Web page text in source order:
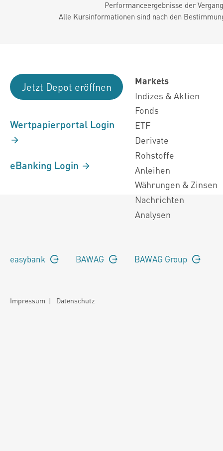
Performanceergebnisse der
Alle Kursinformationen sind nach den
Jetzt Depot eröffnen
Wertpapierportal Login
eBanking Login
Markets
Indizes & Aktien
Fonds
ETF
Derivate
Rohstoffe
Anleihen
Währungen & Zinsen
Nachrichten
Analysen
easybank BAWAG BAWAG Group
Impressum | Datenschutz